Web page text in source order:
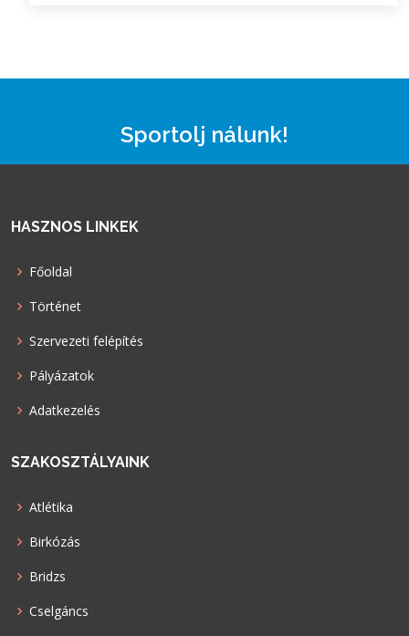
Sportolj nálunk!
HASZNOS LINKEK
Főoldal
Történet
Szervezeti felépítés
Pályázatok
Adatkezelés
SZAKOSZTÁLYAINK
Atlétika
Birkózás
Bridzs
Cselgáncs